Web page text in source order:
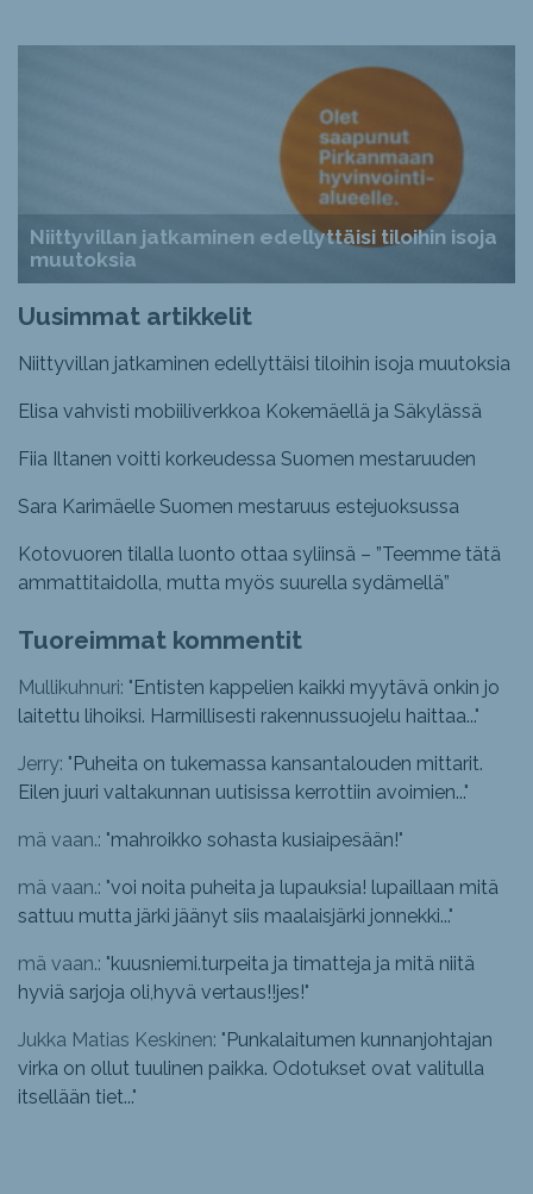
Niittyvillan jatkaminen edellyttäisi tiloihin isoja
muutoksia
Uusimmat artikkelit
Niittyvillan jatkaminen edellyttäisi tiloihin isoja muutoksia
Elisa vahvisti mobiiliverkkoa Kokemäellä ja Säkylässä
Fiia Iltanen voitti korkeudessa Suomen mestaruuden
Sara Karimäelle Suomen mestaruus estejuoksussa
Kotovuoren tilalla luonto ottaa syliinsä – ”Teemme tätä
ammattitaidolla, mutta myös suurella sydämellä”
Tuoreimmat kommentit
Mullikuhnuri: "Entisten kappelien kaikki myytävä onkin jo
laitettu lihoiksi. Harmillisesti rakennussuojelu haittaa..."
Jerry: "Puheita on tukemassa kansantalouden mittarit.
Eilen juuri valtakunnan uutisissa kerrottiin avoimien..."
mä vaan.: "mahroikko sohasta kusiaipesään!"
mä vaan.: "voi noita puheita ja lupauksia! lupaillaan mitä
sattuu mutta järki jäänyt siis maalaisjärki jonnekki..."
mä vaan.: "kuusniemi.turpeita ja timatteja ja mitä niitä
hyviä sarjoja oli,hyvä vertaus!!jes!"
Jukka Matias Keskinen: "Punkalaitumen kunnanjohtajan
virka on ollut tuulinen paikka. Odotukset ovat valitulla
itsellään tiet..."